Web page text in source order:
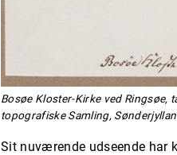
Bosøe Kloster-Kirke ved Ringsøe,
topografiske Samling,
Sit nuværende udseende har